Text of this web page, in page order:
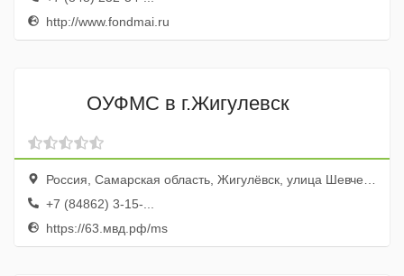
http://www.fondmai.ru
ОУФМС в г.Жигулевск
Россия, Самарская область, Жигулёвск, улица Шевченко, 2
+7 (84862) 3-15-...
https://63.мвд.рф/ms